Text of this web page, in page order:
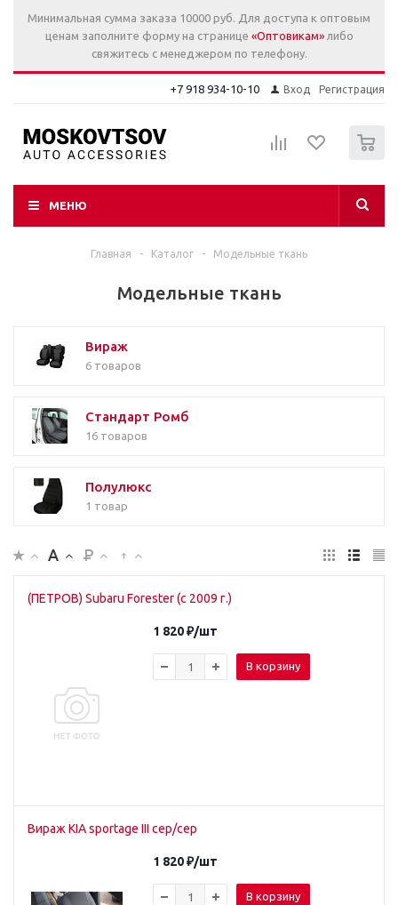
Минимальная сумма заказа 10000 руб. Для доступа к оптовым
ценам заполните форму на странице «Оптовикам»либо
свяжитесь с менеджером по телефону.
Вход Регистрация
+7 918 934-10-10
МЕНЮ
Главная - Каталог - Модельные ткань
Модельные ткань
Вираж
6 товаров
Стандарт Ромб
16 товаров
Полулюкс
1 товар
(ПЕТРОВ) Subaru Forester (с 2009 г.)
1 820₽/шт
В корзину
Вираж KIA sportage III сер/сер
1 820₽/шт
В корзину